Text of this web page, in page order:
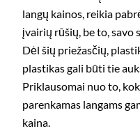
langų kainos, reikia
įvairių rūšių, be to,
Dėl šių priežasčių,
plastikas gali būti tie
Priklausomai nuo to,
parenkamas langams
kaina.